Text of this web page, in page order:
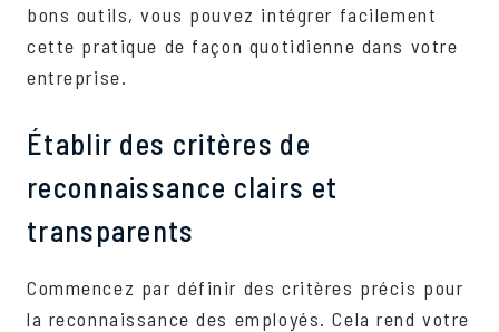
bons outils, vous pouvez intégrer facilement
cette pratique de façon quotidienne dans votre
entreprise.
Établir des critères de
reconnaissance clairs et
transparents
Commencez par définir des critères précis pour
la reconnaissance des employés. Cela rend votre